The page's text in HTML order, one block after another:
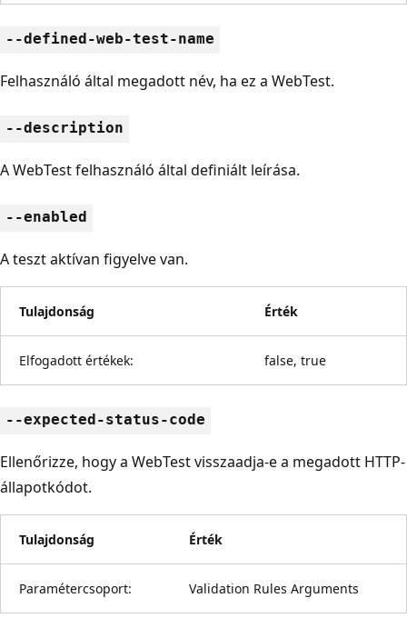
--defined-web-test-name
Felhasználó által megadott név, ha ez a WebTest.
--description
A WebTest felhasználó által definiált leírása.
--enabled
A teszt aktívan figyelve van.
Tulajdonság Érték
Elfogadott értékek: false, true
--expected-status-code
Ellenőrizze, hogy a WebTest visszaadja-e a megadott HTTP-
állapotkódot.
Tulajdonság Érték
Paramétercsoport: Validation Rules Arguments